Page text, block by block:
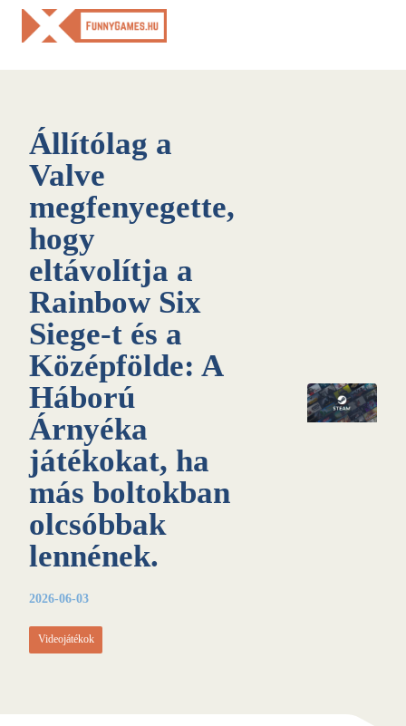
Skip
Állítólag a
Valve
megfenyegette,
hogy
eltávolítja a
Rainbow Six
Siege-t és a
Középfölde: A
Háború
Árnyéka
játékokat, ha
más boltokban
olcsóbbak
lennének.
2026-06-03
Videojátékok